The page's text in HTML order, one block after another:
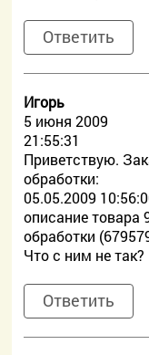
Ответить
Игорь
5 июня 2009
21:55:31
Приветствую.
обработки:
05.05.2009
описание товара
обработки
Что с ним не так?
Ответить